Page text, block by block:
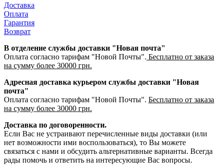
Доставка
Оплата
Гарантия
Возврат
В отделение службы доставки "Новая почта"
Оплата согласно тарифам "Новой Почты". Бесплатно от заказа
на сумму более 30000 грн.
Адресная доставка курьером службы доставки "Новая
почта"
Оплата согласно тарифам "Новой Почты". Бесплатно от заказа
на сумму более 30000 грн.
Доставка по договоренности.
Если Вас не устраивают перечисленные виды доставки (или
нет возможности ими воспользоваться), то Вы можете
связаться с нами и обсудить альтернативные варианты. Всегда
рады помочь и ответить на интересующие Вас вопросы.